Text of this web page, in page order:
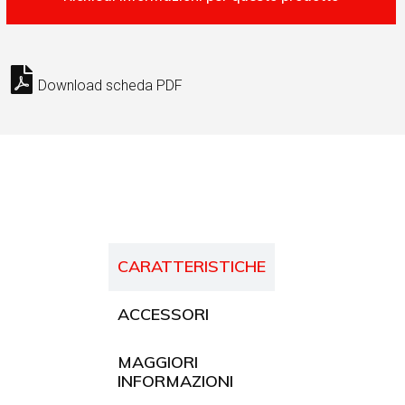
Download scheda PDF
CARATTERISTICHE
ACCESSORI
MAGGIORI
INFORMAZIONI